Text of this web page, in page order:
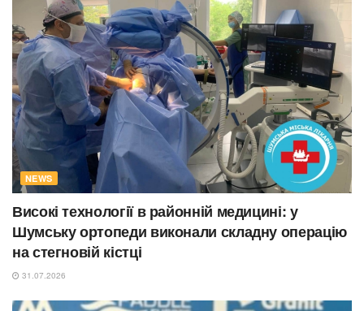
NEWS
Високі технології в районній медицині: у
Шумську ортопеди виконали складну операцію
на стегновій кістці
31.07.2026